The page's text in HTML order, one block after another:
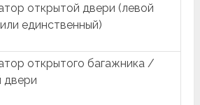
открытой двери (левой
единственный)
открытого багажника /
двери